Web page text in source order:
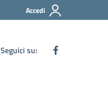
Accedi
Seguici su: